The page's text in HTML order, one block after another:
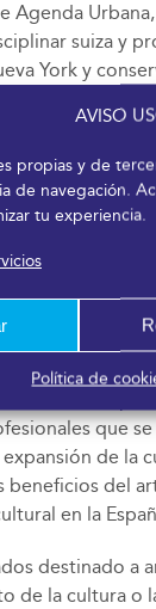
AVISO
propias y de
de navegación.
tu experiencia.
Política de
Agenda
suiza y
York y
(MAST) -
Tendencias
propone
de
en
que
de
del
en la
destinado
de la cultura